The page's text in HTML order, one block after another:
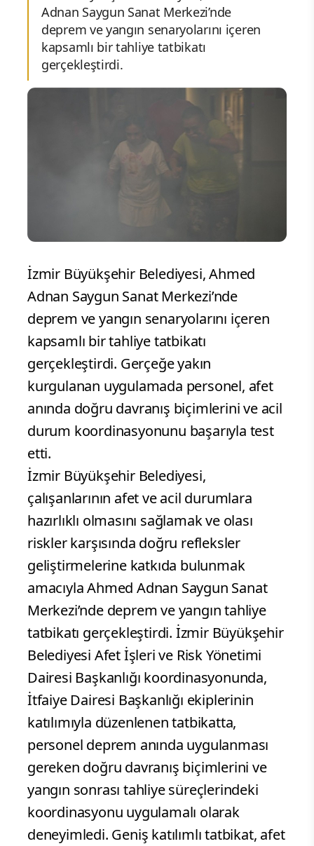
Adnan Saygun Sanat Merkezi’nde
deprem ve yangın senaryolarını içeren
kapsamlı bir tahliye tatbikatı
gerçekleştirdi.
İzmir Büyükşehir Belediyesi, Ahmed
Adnan Saygun Sanat Merkezi’nde
deprem ve yangın senaryolarını içeren
kapsamlı bir tahliye tatbikatı
gerçekleştirdi. Gerçeğe yakın
kurgulanan uygulamada personel, afet
anında doğru davranış biçimlerini ve acil
durum koordinasyonunu başarıyla test
etti.
İzmir Büyükşehir Belediyesi,
çalışanlarının afet ve acil durumlara
hazırlıklı olmasını sağlamak ve olası
riskler karşısında doğru refleksler
geliştirmelerine katkıda bulunmak
amacıyla Ahmed Adnan Saygun Sanat
Merkezi’nde deprem ve yangın tahliye
tatbikatı gerçekleştirdi. İzmir Büyükşehir
Belediyesi Afet İşleri ve Risk Yönetimi
Dairesi Başkanlığı koordinasyonunda,
İtfaiye Dairesi Başkanlığı ekiplerinin
katılımıyla düzenlenen tatbikatta,
personel deprem anında uygulanması
gereken doğru davranış biçimlerini ve
yangın sonrası tahliye süreçlerindeki
koordinasyonu uygulamalı olarak
deneyimledi. Geniş katılımlı tatbikat, afet